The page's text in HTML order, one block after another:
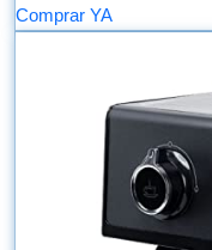
Comprar YA